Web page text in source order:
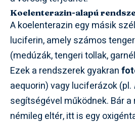
Koelenterazin-alapú
A koelenterazin egy másik
luciferin, amely számos
(medúzák, tengeri tollak,
Ezek a rendszerek gyakran
aequorin) vagy luciferázok (pl.
segítségével működnek. Bár
némileg eltér, itt is egy